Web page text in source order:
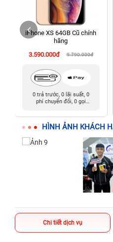
24h Vũng Tàu: 162A Ba Cu,
Tàu cũ)
198 Hoàng Văn Thụ, Tân Sơn
iPhone XS 64GB Cũ chính
hãng
3.590.000đ
9.790.000đ
0 trả trước, 0 lãi suất, 0
phí chuyển đổi, 0 gọi
HÌNH ẢNH KHÁCH
Chi tiết dịch vụ